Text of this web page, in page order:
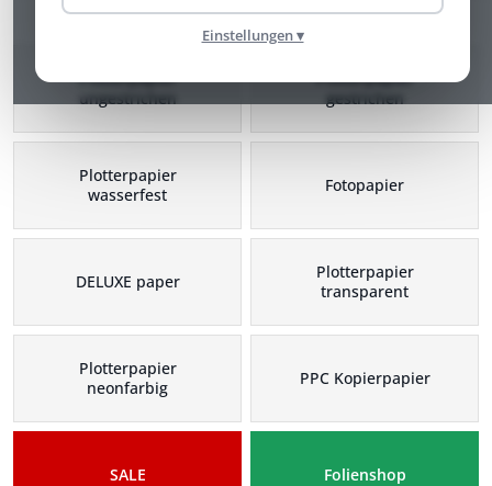
Einstellungen ▾
Plotterpapier Kategorien
Plotterpapier
ungestrichen
Plotterpapier
gestrichen
Plotterpapier
wasserfest
Fotopapier
DELUXE paper
Plotterpapier
transparent
Plotterpapier
neonfarbig
PPC Kopierpapier
SALE Folienshop